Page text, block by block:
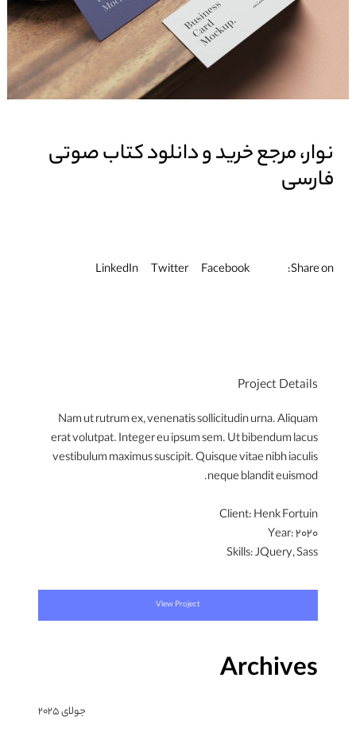
نوار، مرجع خرید و دانلود کتاب صوتی
فارسی
Share on:
Facebook
Twitter
LinkedIn
Project Details
Nam ut rutrum ex, venenatis sollicitudin urna. Aliquam
erat volutpat. Integer eu ipsum sem. Ut bibendum lacus
vestibulum maximus suscipit. Quisque vitae nibh iaculis
neque blandit euismod.
Client:Henk Fortuin
Year:2020
Skills:JQuery, Sass
View Project
Archives
جولای 2025